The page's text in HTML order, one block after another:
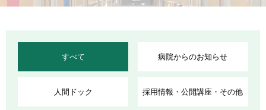
すべて 病院からのお知らせ
人間ドック 採用情報・公開講座・その他